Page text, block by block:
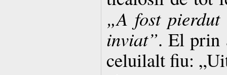
„A fost
inviat”. El prin
celuilalt fiu: